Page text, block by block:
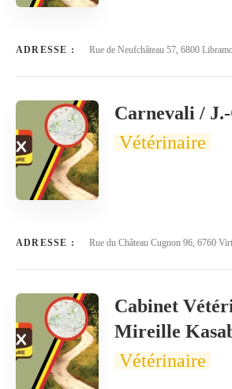
ADRESSE : Rue de Neufchâteau 57, 6800
Carnevali /
Vétérinaire
ADRESSE : Rue du Château Cugnon 96, 6760
Cabinet
Mireille
Vétérinaire